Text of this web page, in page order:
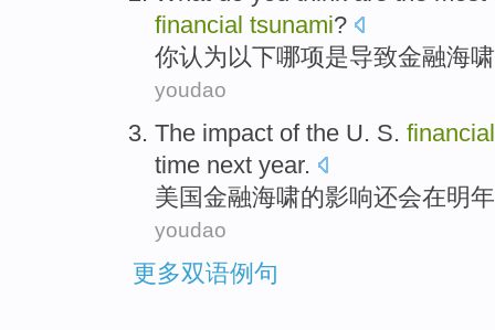
financial tsunami?
你认为以下哪项是导致金融海啸
youdao
The impact ofthe U. S. financial
time next year.
美国金融海啸的影响还会在明年
youdao
更多双语例句